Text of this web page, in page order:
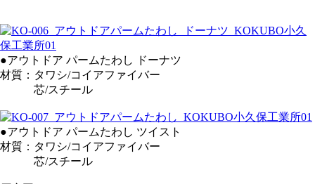
●アウトドア パームたわし ドーナツ
材質：タワシ/コイアファイバー
芯/スチール
●アウトドア パームたわし ツイスト
材質：タワシ/コイアファイバー
芯/スチール